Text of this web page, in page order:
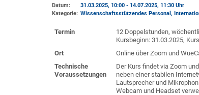
Datum:
31.03.2025, 10:00 - 14.07.2025, 11:30 Uhr
Kategorie: Wissenschaftsstützendes Personal,
Termin
12 Doppelstunden,
Kursbeginn: 31.03.2025,
Ort
Online über Zoom und
Technische
Voraussetzungen
Der Kurs findet via Zoom
neben einer stabilen
Lautsprecher und
Webcam und Headset